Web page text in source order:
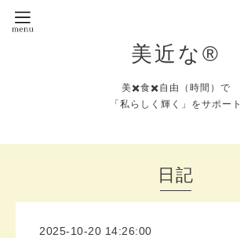
美近な®︎
美✖️食✖️自由（時間）で
「私らしく輝く」をサポート
日記
2025-10-20 14:26:00